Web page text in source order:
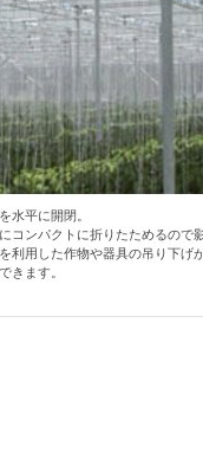
水平に開閉。
コンパクトに折りたためるので
利用した作物や器具の吊り下げ
きます。